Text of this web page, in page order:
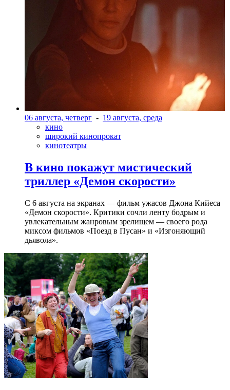
06 августа, четверг - 19 августа, среда
кино
широкий кинопрокат
кинотеатры
В кино покажут мистический
триллер «Демон скорости»
С 6 августа на экранах — фильм ужасов Джона Кийеса
«Демон скорости». Критики сочли ленту бодрым и
увлекательным жанровым зрелищeм — своего рода
миксом фильмов «Поезд в Пусан» и «Изгоняющий
дьявола».